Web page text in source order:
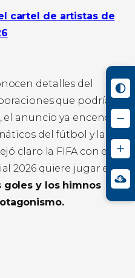
cartel de artistas de
detalles del
que podrían
el anuncio ya encendió
del fútbol y la
claro la FIFA con esta
2026 quiere jugar en
goles y los himnos